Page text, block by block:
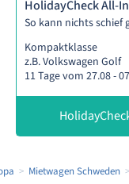
HolidayCheck All-
So kann nichts schief
Kompaktklasse
z.B. Volkswagen Golf
11 Tage vom 27.08 -
Mietwagen Schweden